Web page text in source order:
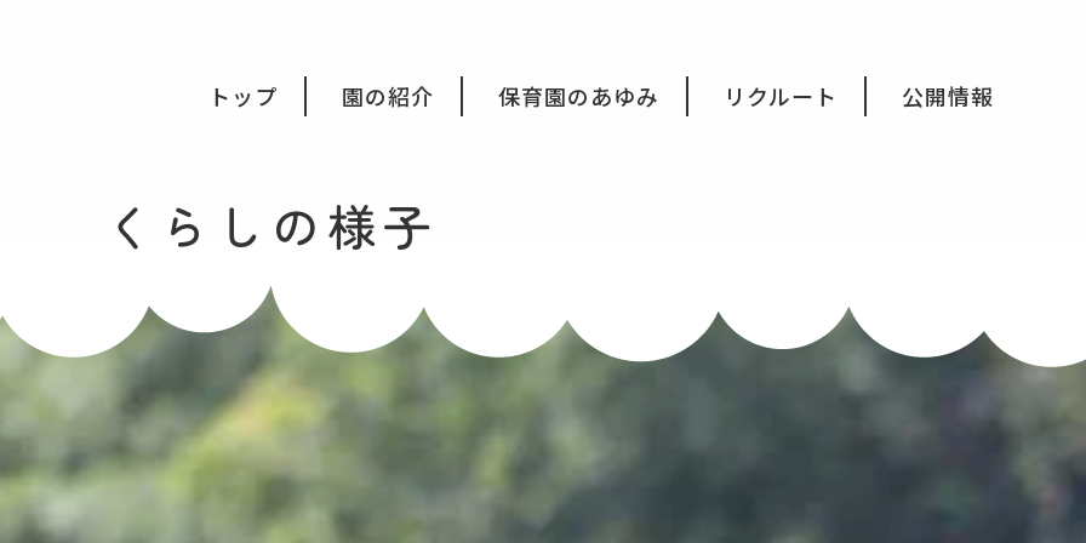
祉法人みつき福祉会
トップ 園の紹介 保育園のあゆみ リクルート 公開情報
くらしの様子